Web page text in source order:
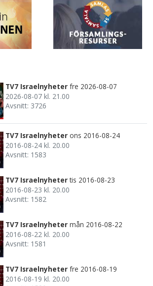
TV7 Israelnyheter fre 2026-08-07
2026-08-07 kl. 21.00
Avsnitt: 3726
TV7 Israelnyheter ons 2016-08-24
2016-08-24 kl. 20.00
Avsnitt: 1583
TV7 Israelnyheter tis 2016-08-23
2016-08-23 kl. 20.00
Avsnitt: 1582
TV7 Israelnyheter mån 2016-08-22
2016-08-22 kl. 20.00
Avsnitt: 1581
TV7 Israelnyheter fre 2016-08-19
2016-08-19 kl. 20.00